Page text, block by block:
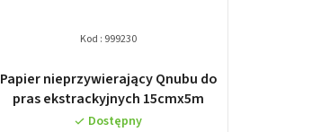
Papier nieprzywierający Qnubu do
pras ekstrackyjnych 15cmx5m
Dostępny
Kod : 999230